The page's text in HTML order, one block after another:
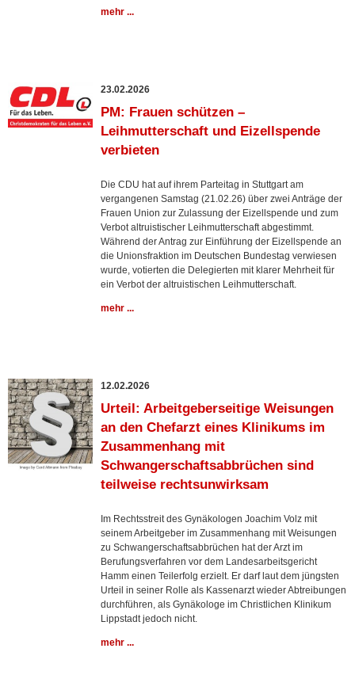
mehr ...
23.02.2026
PM: Frauen schützen –
Leihmutterschaft und Eizellspende
verbieten
Die CDU hat auf ihrem Parteitag in Stuttgart am
vergangenen Samstag (21.02.26) über zwei Anträge der
Frauen Union zur Zulassung der Eizellspende und zum
Verbot altruistischer Leihmutterschaft abgestimmt.
Während der Antrag zur Einführung der Eizellspende an
die Unionsfraktion im Deutschen Bundestag verwiesen
wurde, votierten die Delegierten mit klarer Mehrheit für
ein Verbot der altruistischen Leihmutterschaft.
mehr ...
12.02.2026
Urteil: Arbeitgeberseitige Weisungen
an den Chefarzt eines Klinikums im
Zusammenhang mit
Schwangerschaftsabbrüchen sind
teilweise rechtsunwirksam
Im Rechtsstreit des Gynäkologen Joachim Volz mit
seinem Arbeitgeber im Zusammenhang mit Weisungen
zu Schwangerschaftsabbrüchen hat der Arzt im
Berufungsverfahren vor dem Landesarbeitsgericht
Hamm einen Teilerfolg erzielt. Er darf laut dem jüngsten
Urteil in seiner Rolle als Kassenarzt wieder Abtreibungen
durchführen, als Gynäkologe im Christlichen Klinikum
Lippstadt jedoch nicht.
mehr ...